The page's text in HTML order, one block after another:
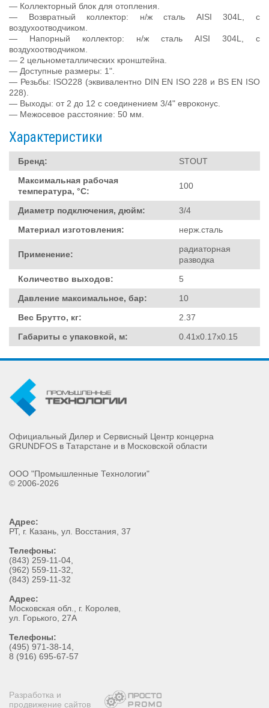
— Коллекторный блок для отопления.
— Возвратный коллектор: н/ж сталь AISI 304L, с
воздухоотводчиком.
— Напорный коллектор: н/ж сталь AISI 304L, с
воздухоотводчиком.
— 2 цельнометаллических кронштейна.
— Доступные размеры: 1".
— Резьбы: ISO228 (эквивалентно DIN EN ISO 228 и BS EN ISO
228).
— Выходы: от 2 до 12 с соединением 3/4" евроконус.
— Межосевое расстояние: 50 мм.
Характеристики
Бренд:
STOUT
Максимальная рабочая
температура, °C:
100
Диаметр подключения, дюйм:
3/4
Материал изготовления:
нерж.сталь
Применение:
радиаторная
разводка
Количество выходов:
5
Давление максимальное, бар:
10
Вес Брутто, кг:
2.37
Габариты с упаковкой, м:
0.41x0.17x0.15
Официальный Дилер и Сервисный Центр концерна
GRUNDFOS в Татарстане и в Московской области
ООО "Промышленные Технологии"
© 2006-2026
Адрес:
РТ, г. Казань ул. Восстания, 37
Телефоны:
(843) 259-11-04
(962) 559-11-32
(843) 259-11-32
Адрес:
Московская обл., г. Королев,
ул. Горького, 27А
Телефоны:
(495) 971-38-14,
8 (916) 695-67-57
Разработка и
продвижение сайтов